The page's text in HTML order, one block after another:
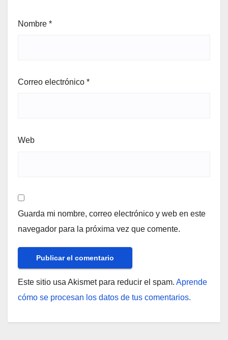
Nombre *
Correo electrónico *
Web
Guarda mi nombre, correo electrónico y web en este
navegador para la próxima vez que comente.
Este sitio usa Akismet para reducir el spam. Aprende
cómo se procesan los datos de tus comentarios.